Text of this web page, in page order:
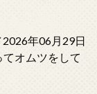
2026年06月29日
オムツをして